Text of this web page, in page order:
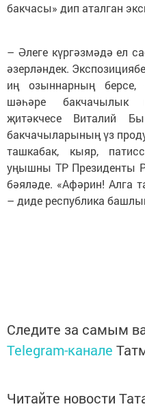
бакчасы» дип аталган
– Әлеге күргәзмәдә ел
әзерләндек.
иң озыннарның
шәһәре бакчачылык
җитәкчесе Виталий
бакчачыларының үз
ташкабак, кыяр,
уңышны ТР Президенты
бәяләде. «Афәрин! Алга
– диде республика
Следите за самым
Telegram-канале
Читайте новости